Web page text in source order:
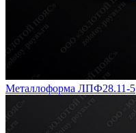
Металлоформа ЛПФ28.11-5